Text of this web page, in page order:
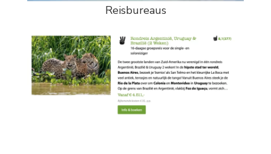
Reisbureaus